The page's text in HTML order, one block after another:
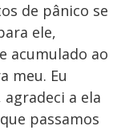
de pânico se
ele,
acumulado ao
meu. Eu
a ela
passamos